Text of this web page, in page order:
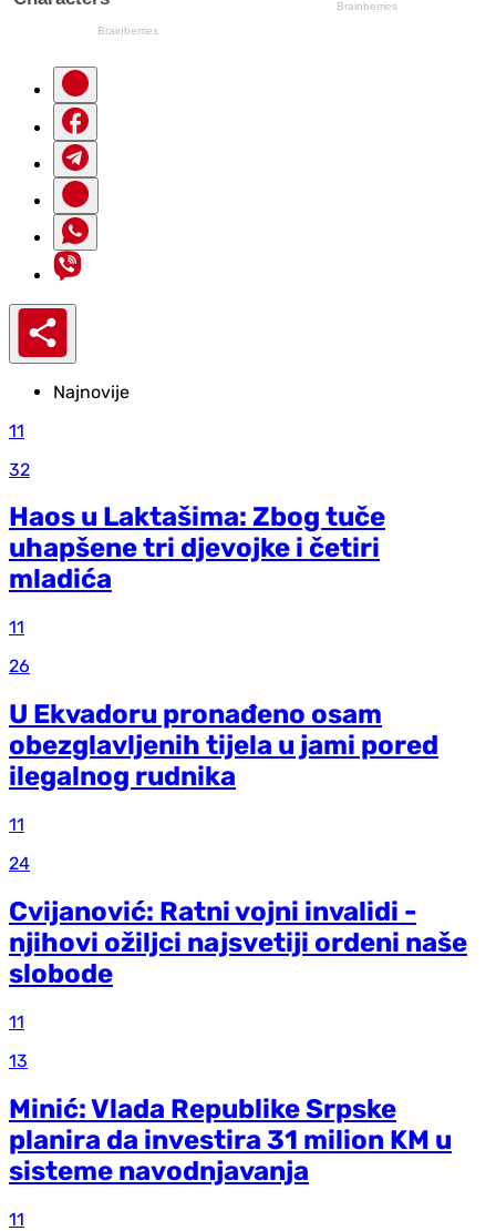
Najnovije
11
32
Haos u Laktašima: Zbog tuče
uhapšene tri djevojke i četiri
mladića
11
26
U Ekvadoru pronađeno osam
obezglavljenih tijela u jami pored
ilegalnog rudnika
11
24
Cvijanović: Ratni vojni invalidi -
njihovi ožiljci najsvetiji ordeni naše
slobode
11
13
Minić: Vlada Republike Srpske
planira da investira 31 milion KM u
sisteme navodnjavanja
11